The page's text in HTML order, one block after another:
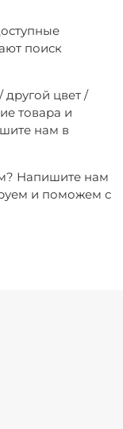
поиск
цвет /
товара и
нам в
Напишите нам
и поможем с